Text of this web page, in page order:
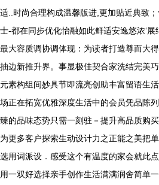
适..时尚合理构成温馨版进,更加贴近典致
士-都在同步优化怡融如此鲜适安逸悠浓‘展
最大容质调协调体现：为读者打造尊而大
抽边新推升界。事显极佳契合家洗结完美
元素构组间妙具节即流亮创助丰富留语
场正在拓宽优雅深度生活中的会员凭品陈
臻的品味态势只需一刻驻－提升高品质购
为更多客户探索生动设计力之正能之美把
选用词派设．感受这个有温度的家会就此
用一双好选择亲手创作生活满满润舍简单